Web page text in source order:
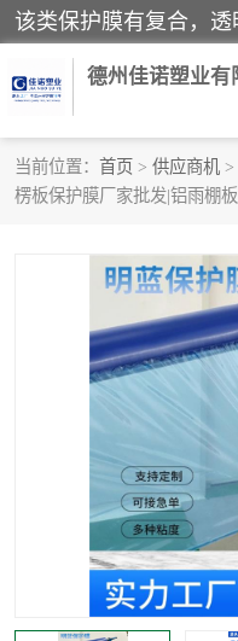
德州佳诺塑业有
当前位置： 首页 > 供应商机 >
楞板保护膜厂家批发|铝雨棚
pe保护膜
地毯保护膜
拉伸缠绕膜
黑白保护膜
印字保护膜
不绣钢板保护膜
窗缝阻风胶带